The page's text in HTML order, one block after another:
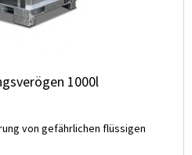
1000l
von gefährlichen flüssigen